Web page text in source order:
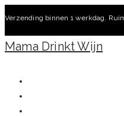
inhoud
Verzending binnen 1 werkdag.
Mama Drinkt Wijn